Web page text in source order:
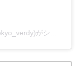
がシェアした投稿